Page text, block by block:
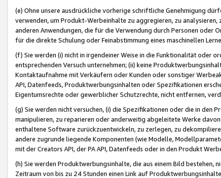
(e) Ohne unsere ausdrückliche vorherige schriftliche Genehmigung
verwenden, um Produkt-Werbeinhalte zu aggregieren, zu
anderen Anwendungen, die für die Verwendung durch Personen
für die direkte Schulung oder Feinabstimmung eines maschinellen
(f) Sie werden (i) nicht in irgendeiner Weise in die Funktionalität oder
entsprechenden Versuch unternehmen; (ii) keine
Kontaktaufnahme mit Verkäufern oder Kunden oder sonstiger
API, Datenfeeds, Produktwerbungsinhalten oder Spezifikationen
Eigentumsrechte oder gewerblicher Schutzrechte, nicht entfernen,
(g) Sie werden nicht versuchen, (i) die Spezifikationen oder die in
manipulieren, zu reparieren oder anderweitig abgeleitete Werke
enthaltene Software zurückzuentwickeln, zu zerlegen, zu
andere zugrunde liegende Komponenten (wie Modelle,
mit der Creators API, der PA API, Datenfeeds oder in den Produkt
(h) Sie werden Produktwerbungsinhalte, die aus einem Bild bestehen,
Zeitraum von bis zu 24 Stunden einen Link auf